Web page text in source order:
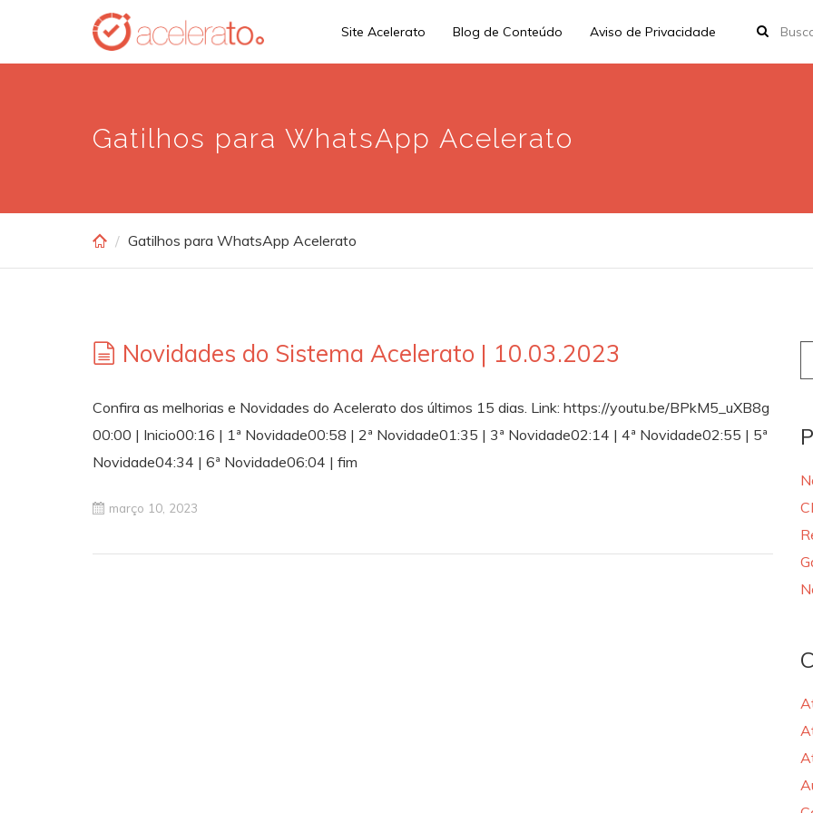
main
Site Acelerato Blog de Conteúdo Aviso de Privacidade
Gatilhos para WhatsApp Acelerato
Gatilhos para WhatsApp Acelerato
Novidades do Sistema Acelerato | 10.03.2023
Confira as melhorias e Novidades do Acelerato dos últimos 15 dias. Link: https://youtu.be/BPkM5_uXB8g
00:00 | Inicio00:16 | 1ª Novidade00:58 | 2ª Novidade01:35 | 3ª Novidade02:14 | 4ª Novidade02:55 | 5ª
Novidade04:34 | 6ª Novidade06:04 | fim
março 10, 2023